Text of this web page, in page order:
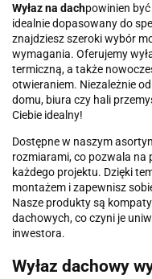
Wyłaz na dachpowinien
idealnie dopasowany do
znajdziesz szeroki wybór
wymagania. Oferujemy
termiczną, a także
otwieraniem. Niezależnie
domu, biura czy hali
Ciebie idealny!
Dostępne w naszym
rozmiarami, co pozwala na
każdego projektu. Dzięki
montażem i zapewnisz
Nasze produkty są
dachowych, co czyni je
inwestora.
Wyłaz dachowy